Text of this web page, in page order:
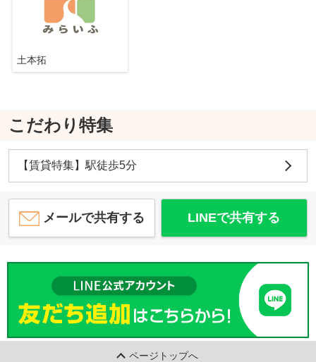
土本拓
こだわり特集
【賃貸特集】駅徒歩5分
メールで共有する LINEで共有する
ページトップへ